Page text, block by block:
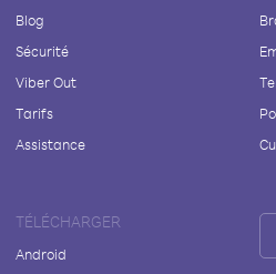
Blog
Sécurité
Viber Out
Tarifs
Assistance
TÉLÉCHARGER
Android